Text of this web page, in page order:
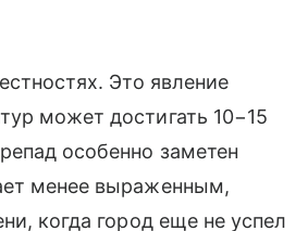
Это явление
может достигать 10−15
особенно заметен
менее выраженным,
когда город еще не успел